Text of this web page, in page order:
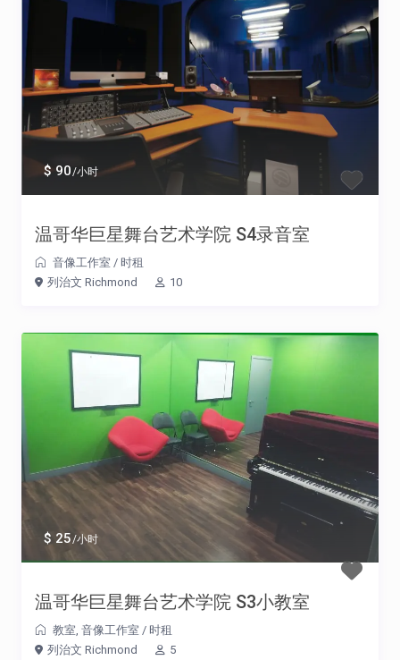
$ 90/小时
温哥华巨星舞台艺术学院 S4录音室
音像工作室 / 时租
列治文 Richmond
10
$ 25/小时
温哥华巨星舞台艺术学院 S3小教室
教室, 音像工作室 / 时租
列治文 Richmond
5